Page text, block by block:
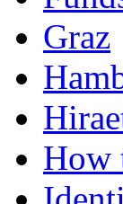
Graz
How